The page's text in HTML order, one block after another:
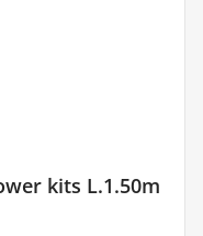
kits L.1.50m